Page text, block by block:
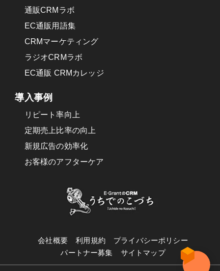
通販CRMラボ
EC通販用語集
CRMマーケティング
ラジオCRMラボ
EC通販 CRMカレッジ
導入事例
リピート率向上
定期売上比率の向上
新規広告の効率化
お客様のアフターケア
会社概要 利用規約
プライバシーポリシー
パートナー募集
サイトマップ